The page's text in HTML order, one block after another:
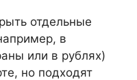
отдельные
в
или в рублях)
но подходят